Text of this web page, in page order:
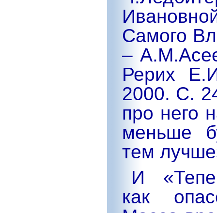
Самого
–
Рерих
2000. С.
про него
меньше
тем
И
как